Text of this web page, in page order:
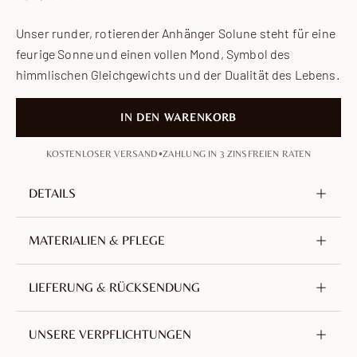
Unser runder, rotierender Anhänger Solune steht für eine
feurige Sonne und einen vollen Mond, Symbol des
himmlischen Gleichgewichts und der Dualität des Lebens.
IN DEN WARENKORB
KOSTENLOSER VERSAND•ZAHLUNG IN 3 ZINSFREIEN RATEN
DETAILS
Metall
Vergoldung
18 Karat Gold
Höhe des Anhängers
Kettenlänge
430 mm / 16.93 in
Verlängerung
MATERIALIEN & PFLEGE
vergoldet. Eine Legierung aus Kupfer und Zink,
ausgewählt für ihre Langlebigkeit. Nickel- und bleifrei
sowie hypoallergen.
LIEFERUNG & RÜCKSENDUNG
Sendungsverfolgung ab Frankreich an.
UNSERE VERPFLICHTUNGEN